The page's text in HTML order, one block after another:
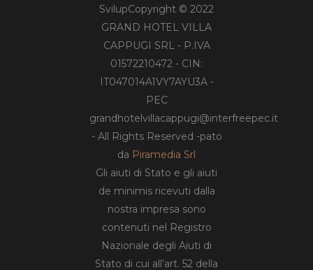
SvilupCopyright © 2022
GRAND HOTEL VILLA
CAPPUGI SRL - P.IVA
01572210472 - CIN:
IT047014A1VY7AYU3A -
PEC
grandhotelvillacappugi@interfreepec.it
- All Rights Reserved -pato
da Piramedia Srl
Gli aiuti di Stato e gli aiuti
de minimis ricevuti dalla
nostra impresa sono
contenuti nel Registro
Nazionale degli Aiuti di
Stato di cui all’art. 52 della